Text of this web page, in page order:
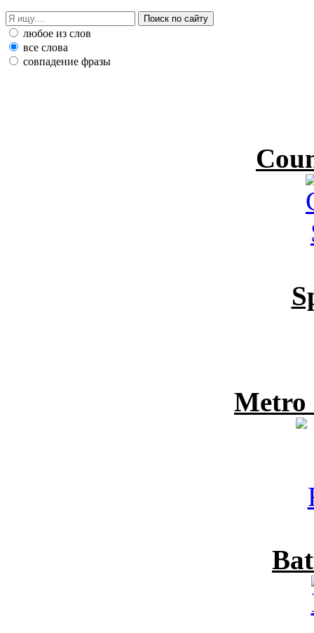
любое из слов
все слова
совпадение фразы
Metro